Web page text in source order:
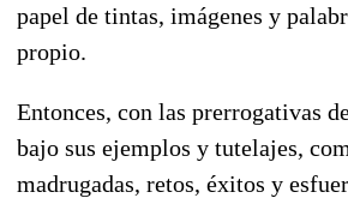
papel de tintas, imágenes y
propio.
Entonces, con las prerrogativas
bajo sus ejemplos y tutelajes,
madrugadas, retos, éxitos y